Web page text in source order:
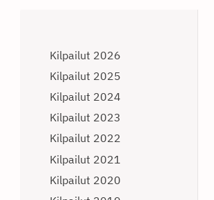
Kilpailut 2026
Kilpailut 2025
Kilpailut 2024
Kilpailut 2023
Kilpailut 2022
Kilpailut 2021
Kilpailut 2020